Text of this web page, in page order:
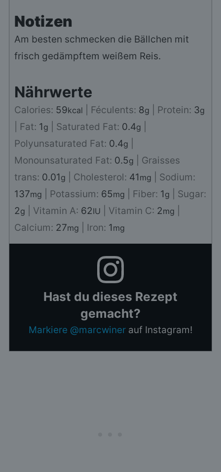
Notizen
Am besten schmecken die Bällchen mit
frisch gedämpftem weißem Reis.
Nährwerte
Calories: 59kcal Féculents: 8g Protein: 3g
Fat: 1g Saturated Fat: 0.4g
Polyunsaturated Fat: 0.4g
Monounsaturated Fat: 0.5g
Graisses
trans: 0.01g Cholesterol: 41mg
Sodium:
137mg Potassium: 65mg Fiber: 1g
Sugar:
2g Vitamin A: 62IU Vitamin C: 2mg
Calcium: 27mg Iron: 1mg
Hast du dieses Rezept
gemacht?
Markiere @marcwiner auf Instagram!